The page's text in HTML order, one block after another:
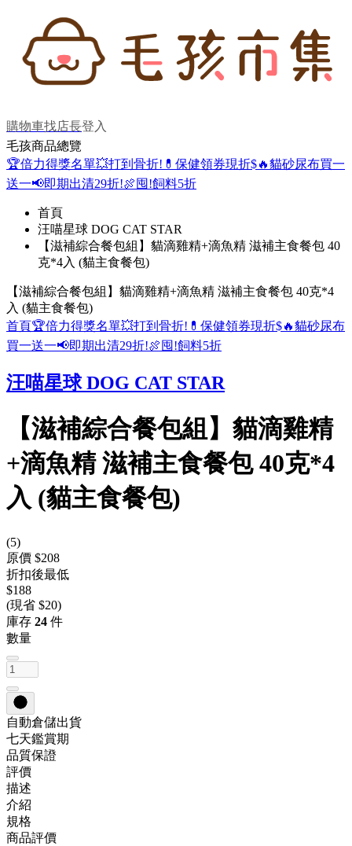
購物車找店長登入
毛孩商品總覽
🏆倍力得獎名單💥打到骨折! 💊保健領券現折$🔥貓砂尿布買一
送一📢即期出清29折!🍖囤!飼料5折
首頁
汪喵星球 DOG CAT STAR
【滋補綜合餐包組】貓滴雞精+滴魚精 滋補主食餐包 40
克*4入 (貓主食餐包)
【滋補綜合餐包組】貓滴雞精+滴魚精 滋補主食餐包 40克*4
入 (貓主食餐包)
首頁🏆倍力得獎名單💥打到骨折! 💊保健領券現折$🔥貓砂尿布
買一送一📢即期出清29折!🍖囤!飼料5折
汪喵星球 DOG CAT STAR
【滋補綜合餐包組】貓滴雞精
+滴魚精 滋補主食餐包 40克*4
入 (貓主食餐包)
(5)
原價 $208
折扣後最低
$188
(現省 $20)
庫存 24 件
數量
自動倉儲出貨
七天鑑賞期
品質保證
評價
描述
介紹
規格
商品評價